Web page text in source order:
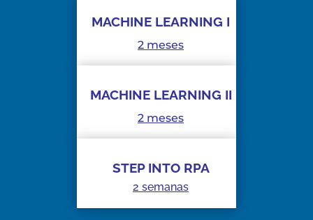
MACHINE LEARNING I
2 meses
MACHINE LEARNING II
2 meses
STEPINTO RPA
2 semanas